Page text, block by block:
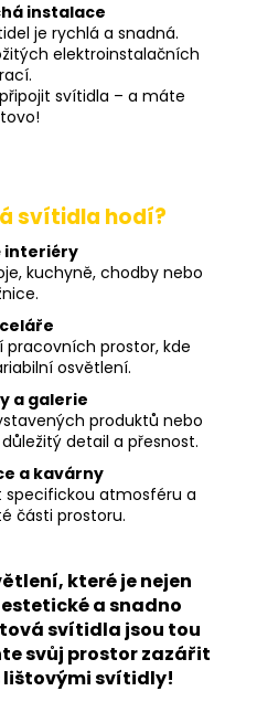
instalace
je rychlá a snadná.
elektroinstalačních
svítidla – a máte
svítidla hodí?
interiéry
kuchyně, chodby nebo
prostor, kde
osvětlení.
a galerie
produktů nebo
detail a přesnost.
a kavárny
atmosféru a
části prostoru.
které je nejen
a snadno
svítidla jsou tou
svůj prostor zazářit
lištovými svítidly!